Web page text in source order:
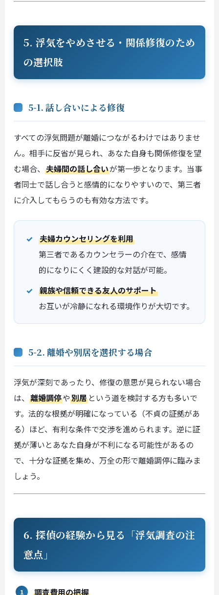
5. 浮気をやめさせる・関係修復のため
の選択肢
5-1. 話し合いによる修復
すべての浮気問題が離婚につながるわけではありませ
ん。相手に反省が見られ、あなた自身も関係修復を望
む場合、 夫婦間の話し合いが第一歩となります。当事
者同士で話し合うと感情的になりやすいので、第三者
に介入してもらうのも有効な方法です。
夫婦カウンセリングを利用
第三者であるカウンセラーの介在で、感情
的になりにくく建設的な対話が可能。
親族や信頼できる友人のサポート
お互いが冷静になれる環境作りが大切です。
5-2. 離婚や別居を選択する場合
浮気が深刻であったり、修復の意思が見られない場合
は、 離婚調停や別居 という道を検討する方も多いで
す。法的な根拠が明確になっている（不貞の証拠があ
る）ほど、有利な条件で交渉を進められます。逆に証
拠が薄いとあなた自身が不利になる可能性があるの
で、十分な証拠を集め、万全の形で離婚調停に臨みま
しょう。
6. 探偵の経験から見る「浮気調査の注
意点」
調査費用の把握